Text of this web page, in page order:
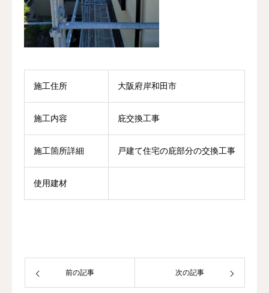
施工住所 大阪府岸和田市
施工内容 庇交換工事
施工箇所詳細 戸建て住宅の庇部分の交換工事
使用建材
前の記事 次の記事